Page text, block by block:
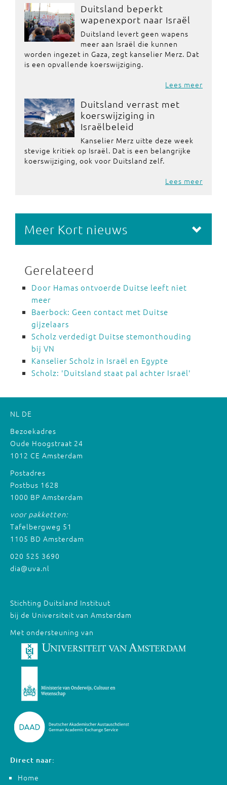
Duitsland beperkt
wapenexport naar Israël
Duitsland levert geen wapens
meer aan Israël die kunnen
worden ingezet in Gaza, zegt kanselier Merz. Dat
is een opvallende koerswijziging.
Lees meer
Duitsland verrast met
koerswijziging in
Israëlbeleid
Kanselier Merz uitte deze week
stevige kritiek op Israël. Dat is een belangrijke
koerswijziging, ook voor Duitsland zelf.
Lees meer
Meer Kort nieuws
Gerelateerd
Door Hamas ontvoerde Duitse leeft niet
meer
Baerbock: Geen contact met Duitse
gijzelaars
Scholz verdedigt Duitse stemonthouding
bij VN
Kanselier Scholz in Israël en Egypte
Scholz: 'Duitsland staat pal achter Israël'
NL DE
Bezoekadres
Oude Hoogstraat 24
1012 CE Amsterdam
Postadres
Postbus 1628
1000 BP Amsterdam
voor pakketten:
Tafelbergweg 51
1105 BD Amsterdam
020 525 3690
dia@uva.nl
Stichting Duitsland Instituut
bij de Universiteit van Amsterdam
Met ondersteuning van
Direct naar:
Home